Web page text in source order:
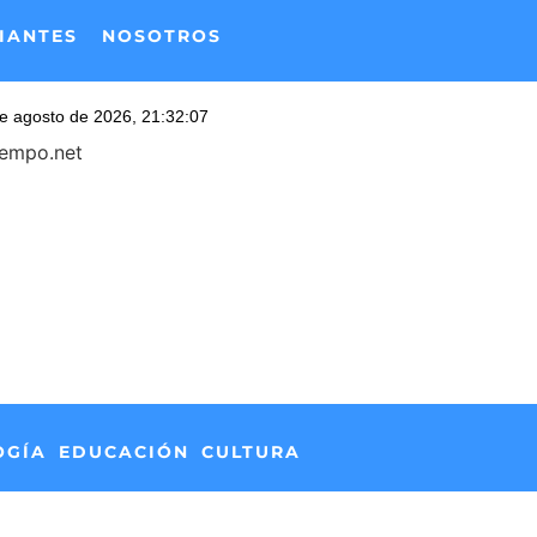
NOSOTROS
EDUCACIÓN CULTURA